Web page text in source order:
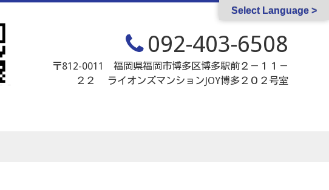
092-403-6508
〒812-0011 福岡県福岡市博多区博多駅前２－１１－
２２ ライオンズマンションJOY博多２０２号室
Select Language >